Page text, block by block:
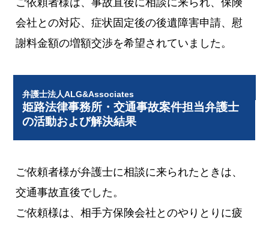
ご依頼者様は、事故直後に相談に来られ、保険
会社との対応、症状固定後の後遺障害申請、慰
謝料金額の増額交渉を希望されていました。
弁護士法人ALG&Associates
姫路法律事務所・交通事故案件担当弁護士
の活動および解決結果
ご依頼者様が弁護士に相談に来られたときは、
交通事故直後でした。
ご依頼様は、相手方保険会社とのやりとりに疲